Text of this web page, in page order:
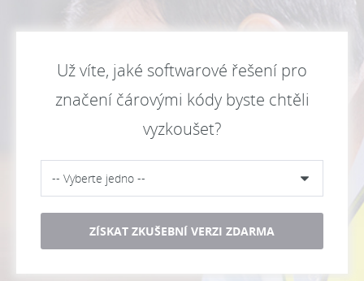
Už víte, jaké softwarové řešení pro
značení čárovými kódy byste chtěli
vyzkoušet?
ZÍSKAT ZKUŠEBNÍ VERZI ZDARMA